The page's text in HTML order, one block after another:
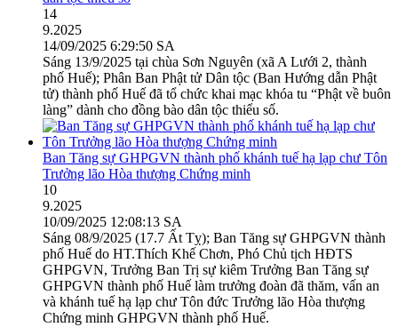
14
9.2025
14/09/2025 6:29:50 SA
Sáng 13/9/2025 tại chùa Sơn Nguyên (xã A Lưới 2, thành
phố Huế); Phân Ban Phật tử Dân tộc (Ban Hướng dẫn Phật
tử) thành phố Huế đã tổ chức khai mạc khóa tu “Phật về buôn
làng” dành cho đồng bào dân tộc thiểu số.
Ban Tăng sự GHPGVN thành phố khánh tuế hạ lạp chư Tôn
Trưởng lão Hòa thượng Chứng minh
10
9.2025
10/09/2025 12:08:13 SA
Sáng 08/9/2025 (17.7 Ất Tỵ); Ban Tăng sự GHPGVN thành
phố Huế do HT.Thích Khế Chơn, Phó Chủ tịch HĐTS
GHPGVN, Trưởng Ban Trị sự kiêm Trưởng Ban Tăng sự
GHPGVN thành phố Huế làm trưởng đoàn đã thăm, vấn an
và khánh tuế hạ lạp chư Tôn đức Trưởng lão Hòa thượng
Chứng minh GHPGVN thành phố Huế.